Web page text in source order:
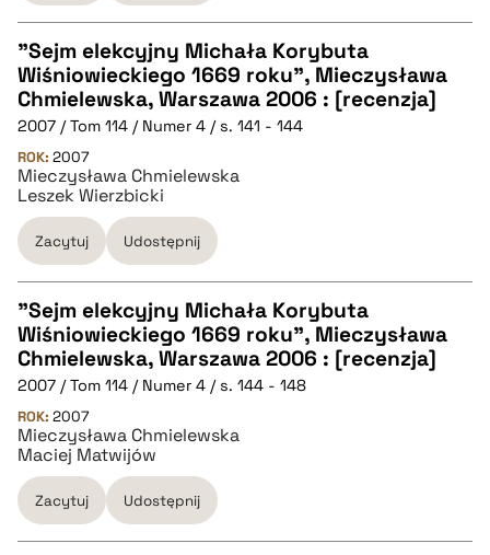
pobierz cytat
CZYSTY TEKST
pobierz cytat
BIBTEX
pobierz cytat
"Sejm elekcyjny Michała Korybuta
Wiśniowieckiego 1669 roku", Mieczysława
Chmielewska, Warszawa 2006 : [recenzja]
2007 / Tom 114 / Numer 4 / s. 141 - 144
ROK: 2007
Mieczysława Chmielewska
Leszek Wierzbicki
Zacytuj Udostępnij
CZYSTY TEKST
pobierz cytat
BIBTEX
pobierz cytat
"Sejm elekcyjny Michała Korybuta
Wiśniowieckiego 1669 roku", Mieczysława
Chmielewska, Warszawa 2006 : [recenzja]
2007 / Tom 114 / Numer 4 / s. 144 - 148
ROK: 2007
Mieczysława Chmielewska
Maciej Matwijów
Zacytuj Udostępnij